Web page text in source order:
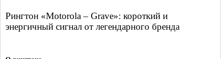
Рингтон «Motorola – Grave»: короткий и
энергичный сигнал от легендарного бренда